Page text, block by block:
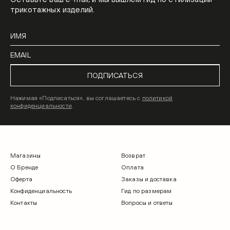
трикотажных изделий.
ПОДПИСАТЬСЯ
Нажимая «Подписаться», вы соглашаетесь с политикой
конфиденциальности.
Магазины
О Бренде
Оферта
Конфиденциальность
Контакты
Возврат
Оплата
Заказы и доставка
Гид по размерам
Вопросы и ответы